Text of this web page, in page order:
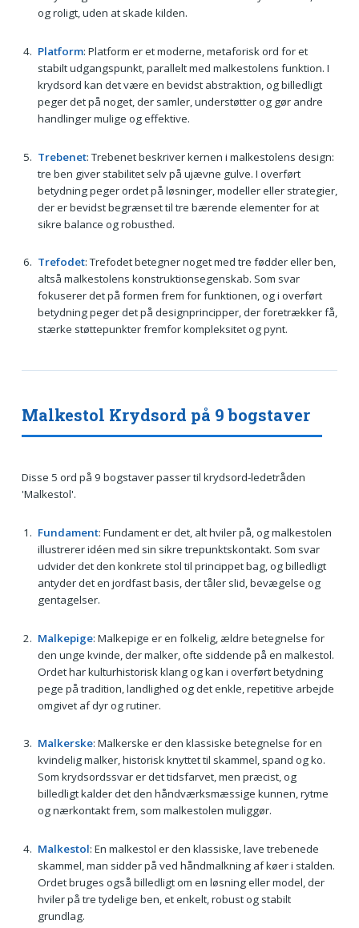
og roligt, uden at skade kilden.
Platform: Platform er et moderne, metaforisk ord for et
stabilt udgangspunkt, parallelt med malkestolens funktion. I
krydsord kan det være en bevidst abstraktion, og billedligt
peger det på noget, der samler, understøtter og gør andre
handlinger mulige og effektive.
Trebenet: Trebenet beskriver kernen i malkestolens design:
tre ben giver stabilitet selv på ujævne gulve. I overført
betydning peger ordet på løsninger, modeller eller strategier,
der er bevidst begrænset til tre bærende elementer for at
sikre balance og robusthed.
Trefodet: Trefodet betegner noget med tre fødder eller ben,
altså malkestolens konstruktionsegenskab. Som svar
fokuserer det på formen frem for funktionen, og i overført
betydning peger det på designprincipper, der foretrækker få,
stærke støttepunkter fremfor kompleksitet og pynt.
Malkestol Krydsord på 9 bogstaver
Disse 5 ord på 9 bogstaver passer til krydsord-ledetråden
'Malkestol'.
Fundament: Fundament er det, alt hviler på, og malkestolen
illustrerer idéen med sin sikre trepunktskontakt. Som svar
udvider det den konkrete stol til princippet bag, og billedligt
antyder det en jordfast basis, der tåler slid, bevægelse og
gentagelser.
Malkepige: Malkepige er en folkelig, ældre betegnelse for
den unge kvinde, der malker, ofte siddende på en malkestol.
Ordet har kulturhistorisk klang og kan i overført betydning
pege på tradition, landlighed og det enkle, repetitive arbejde
omgivet af dyr og rutiner.
Malkerske: Malkerske er den klassiske betegnelse for en
kvindelig malker, historisk knyttet til skammel, spand og ko.
Som krydsordssvar er det tidsfarvet, men præcist, og
billedligt kalder det den håndværksmæssige kunnen, rytme
og nærkontakt frem, som malkestolen muliggør.
Malkestol: En malkestol er den klassiske, lave trebenede
skammel, man sidder på ved håndmalkning af køer i stalden.
Ordet bruges også billedligt om en løsning eller model, der
hviler på tre tydelige ben, et enkelt, robust og stabilt
grundlag.